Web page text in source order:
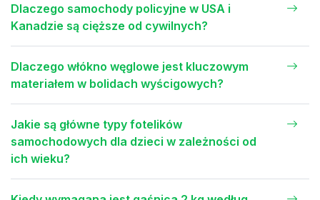
Dlaczego samochody policyjne w USA i
Kanadzie są cięższe od cywilnych?
Dlaczego włókno węglowe jest kluczowym
materiałem w bolidach wyścigowych?
Jakie są główne typy fotelików
samochodowych dla dzieci w zależności od
ich wieku?